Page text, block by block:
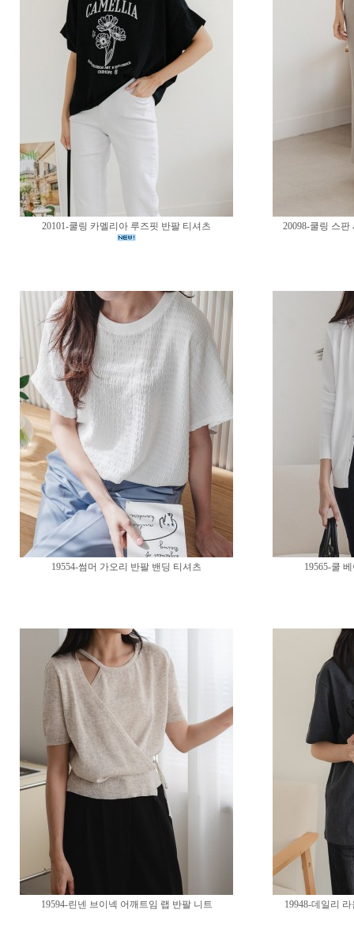
20101-쿨링 카멜리아 루즈핏 반팔 티셔츠 20098-쿨링 스
19554-썸머 가오리 반팔 밴딩 티셔츠 19565-쿨
19594-린넨 브이넥 어깨트임 랩 반팔 니트 19948-데일리